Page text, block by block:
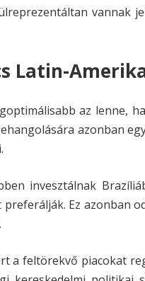
vannak
Latin-
az lenne,
azonban
invesztálnak
Ez azonban
a feltörekvő piacokat